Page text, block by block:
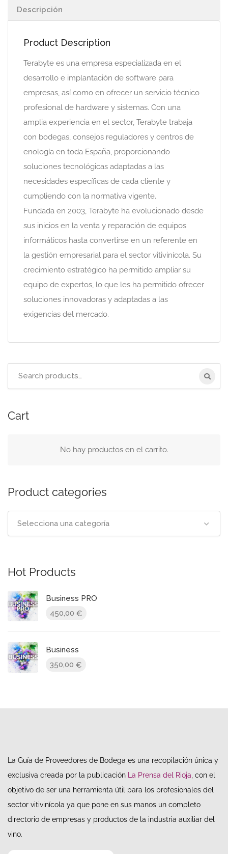
Descripción
Product Description
Terabyte es una empresa especializada en el
desarrollo e implantación de software para
empresas, así como en ofrecer un servicio técnico
profesional de hardware y sistemas. Con una
amplia experiencia en el sector, Terabyte trabaja
con bodegas, consejos reguladores y centros de
enología en toda España, proporcionando
soluciones tecnológicas adaptadas a las
necesidades específicas de cada cliente y
cumpliendo con la normativa vigente.
Fundada en 2003, Terabyte ha evolucionado desde
sus inicios en la venta y reparación de equipos
informáticos hasta convertirse en un referente en
la gestión empresarial para el sector vitivinícola. Su
crecimiento estratégico ha permitido ampliar su
equipo de expertos, lo que les ha permitido ofrecer
soluciones innovadoras y adaptadas a las
exigencias del mercado.
Cart
No hay productos en el carrito.
Product categories
Selecciona una categoría
Hot Products
Business PRO
450,00 €
Business
350,00 €
La Guía de Proveedores de Bodega es una recopilación única y
exclusiva creada por la publicación La Prensa del Rioja , con el
objetivo de ser una herramienta útil para los profesionales del
sector vitivinícola ya que pone en sus manos un completo
directorio de empresas y productos de la industria auxiliar del
vino.